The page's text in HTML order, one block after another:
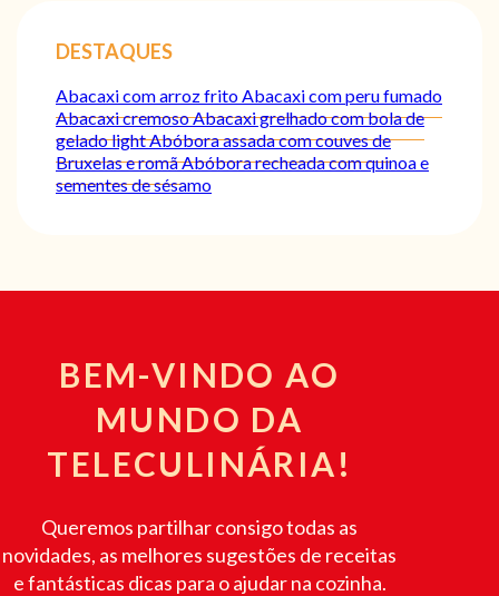
DESTAQUES
Abacaxi com arroz fritoAbacaxi com peru fumado
Abacaxi cremosoAbacaxi grelhado com bola de
gelado lightAbóbora assada com couves de
Bruxelas e romãAbóbora recheada com quinoa e
sementes de sésamo
BEM-VINDO AO
MUNDO DA
TELECULINÁRIA!
Queremos partilhar consigo todas as
novidades, as melhores sugestões de receitas
e fantásticas dicas para o ajudar na cozinha.